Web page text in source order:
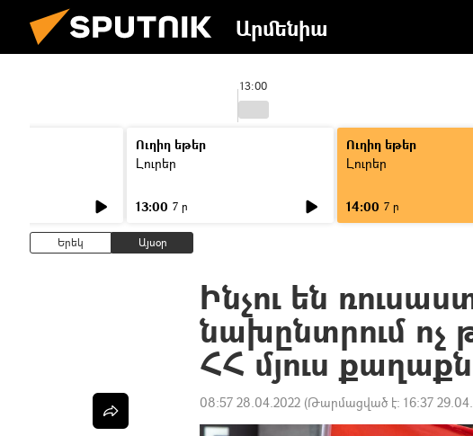
Արմենիա
13:00
Ուղիղ եթեր
Լուրեր
13:00 7 ր
Ուղիղ եթեր
Լուրեր
14:00 7 ր
Երեկ Այսօր
Ինչու են
նախընտրում ոչ
ՀՀ մյուս
08:57 28.04.2022 (Թարմացված է: 16:37